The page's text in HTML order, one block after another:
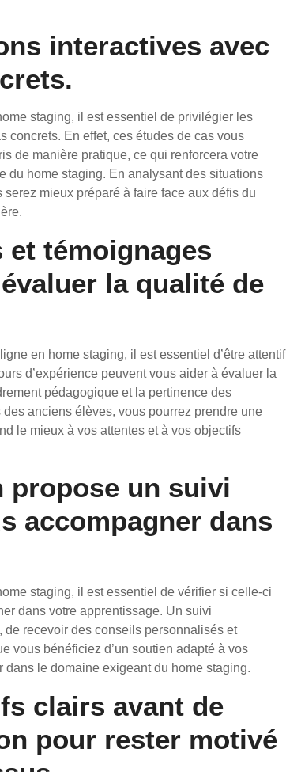
interactives avec
staging, il est essentiel de privilégier les
concrets. En effet, ces études de cas vous
de manière pratique, ce qui renforcera votre
du home staging. En analysant des situations
mieux préparé à faire face aux défis du
et témoignages
la qualité de
en home staging, il est essentiel d’être attentif
d’expérience peuvent vous aider à évaluer la
pédagogique et la pertinence des
anciens élèves, vous pourrez prendre une
le mieux à vos attentes et à vos objectifs
propose un suivi
accompagner dans
staging, il est essentiel de vérifier si celle-ci
dans votre apprentissage. Un suivi
recevoir des conseils personnalisés et
vous bénéficiez d’un soutien adapté à vos
le domaine exigeant du home staging.
clairs avant de
pour rester motivé